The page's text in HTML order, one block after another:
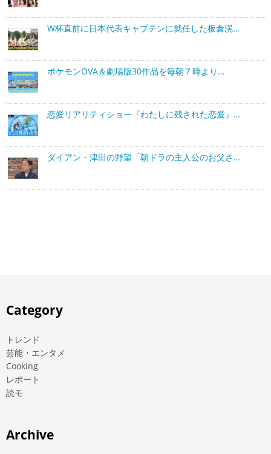
W杯直前に日本代表キャプテンに就任した板倉滉…
ポケモンOVA＆劇場版30作品を毎朝７時より…
恋愛リアリティショー『わたしに残された恋愛』…
ダイアン・津田の野望「朝ドラの主人公のお父さ…
Category
トレンド
芸能・エンタメ
Cooking
レポート
読モ
Archive